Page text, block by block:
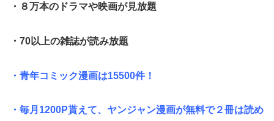
・８万本のドラマや映画が見放題
・70以上の雑誌が読み放題
・青年コミック漫画は15500件！
・毎月1200P貰えて、ヤンジャン漫画が無料で２冊は読め